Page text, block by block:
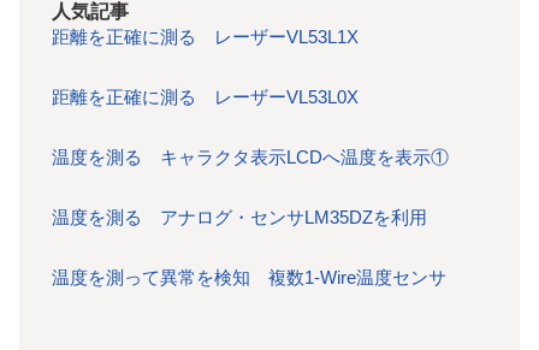
人気記事
距離を正確に測る レーザーVL53L1X
距離を正確に測る レーザーVL53L0X
温度を測る キャラクタ表示LCDへ温度を表示①
温度を測る アナログ・センサLM35DZを利用
温度を測って異常を検知 複数1-Wire温度センサ